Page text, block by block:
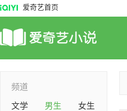
爱奇艺首页
频道
文学
男生 女生